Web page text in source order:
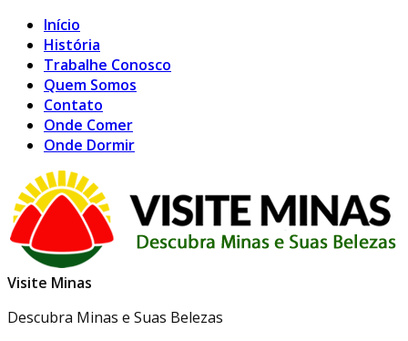
Início
História
Trabalhe Conosco
Quem Somos
Contato
Onde Comer
Onde Dormir
Visite Minas
Descubra Minas e Suas Belezas